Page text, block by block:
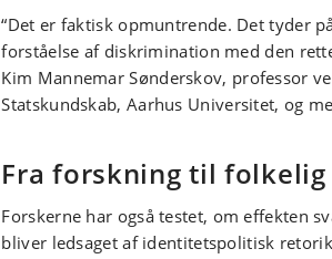
“Det er faktisk opmuntrende. Det tyder
forståelse af diskrimination med den
Kim Mannemar Sønderskov, professor
Statskundskab, Aarhus Universitet, og
Fra forskning til
Forskerne har også testet, om effekten
bliver ledsaget af identitetspolitisk